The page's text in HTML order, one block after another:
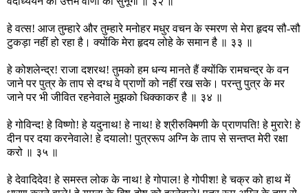
हे वत्स! आज तुम्हारे और तुम्हारे मनोहर मधुर वचन के स्मरण से मेरा हृदय सौ-सौ
टुकड़ा नहीं हो रहा है। क्योंकि मेरा हृदय लोहे के समान है ॥ ३३ ॥
हे कोशलेन्द्र! राजा दशरथ! तुमको हम धन्य मानते हैं क्योंकि रामचन्द्र के वन
जाने पर पुत्र के ताप से दग्ध वे प्राणों को नहीं रख सके। परन्तु पुत्र के मर
जाने पर भी जीवित रहनेवाले मुझको धिक्काकर है ॥ ३४ ॥
हे गोविन्द! हे विष्णो! हे यदुनाथ! हे नाथ! हे श्रीरुक्मिणी के प्राणपति! हे मुरारे! हे
दीन पर दया करनेवाले! हे दयालो! पुत्ररूप अग्नि के ताप से सन्तप्त मेरी रक्षा
करो ॥ ३५ ॥
हे देवादिदेव! हे समस्त लोक के नाथ! हे गोपाल! हे गोपीश! हे चक्र को हाथ में